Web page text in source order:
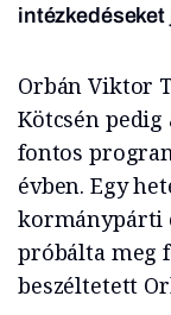
Orbán Viktor
Kötcsén
fontos
évben. Egy
kormánypárti
próbálta meg
beszéltetett